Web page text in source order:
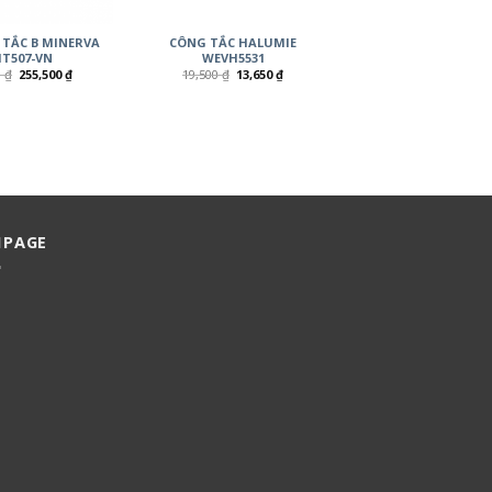
B MINERVA
VN
₫ 255,500₫
CÔNG TẮC HALUMIE
WEVH5531
19,500₫ 13,650₫